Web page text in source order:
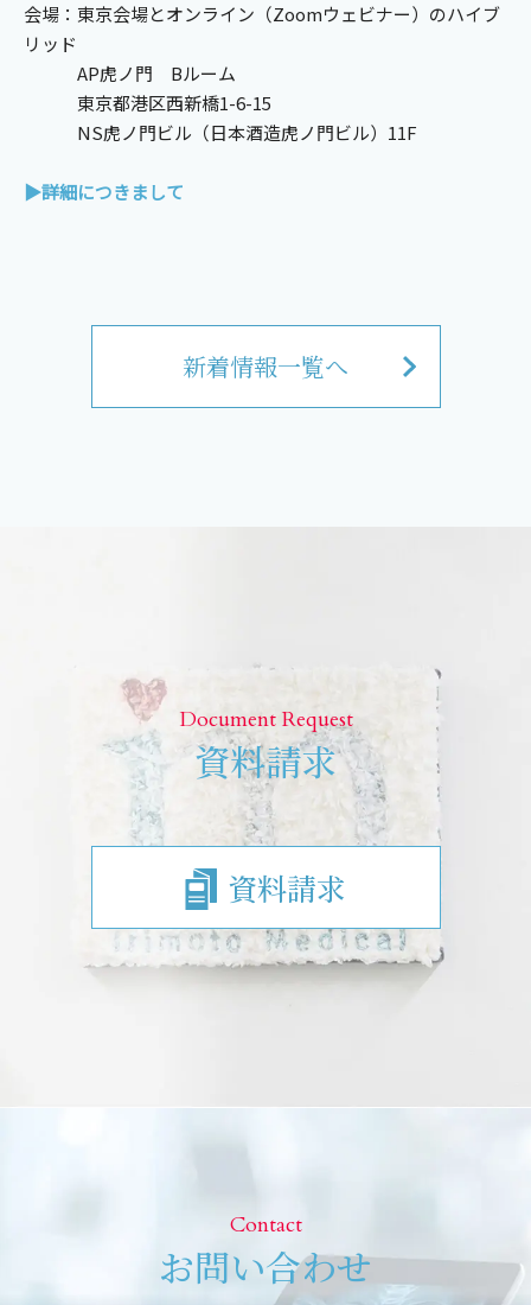
会場：東京会場とオンライン（Zoomウェビナー）のハイブ
リッド
AP虎ノ門 Bルーム
東京都港区西新橋1-6-15
NS虎ノ門ビル（日本酒造虎ノ門ビル）11F
▶詳細につきまして
新着情報一覧へ
資料請求
Document Request
資料請求
Contact
お問い合わせ